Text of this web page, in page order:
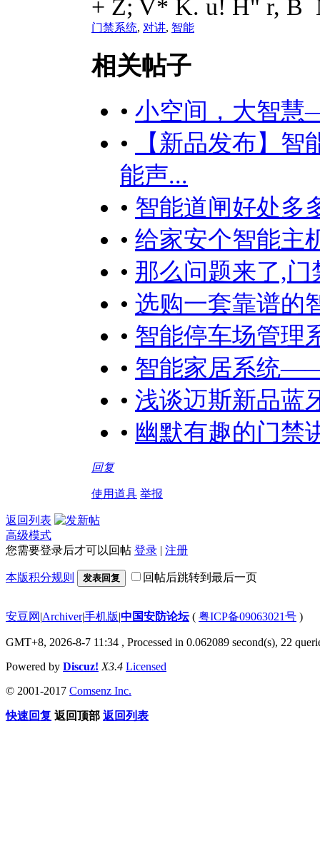
+ Z; V* K. u! H" r, B
门禁系统, 对讲, 智能
相关帖子
• 小空间，大智
•
【新品发布】
能声...
• 智能道闸好处多
• 给家安个智能主
• 那么问题来了,
• 选购一套靠谱的
• 智能停车场管理
• 智能家居系统
• 浅谈迈斯新品蓝
• 幽默有趣的门禁
回复
使用道具 举报
返回列表
高级模式
您需要登录后才可以回帖 登录 | 注册
本版积分规则 发表回复 回帖后跳转到最后一页
安豆网 |Archiver|手机版|中国安防论坛( 粤ICP备09063021号 )
GMT+8, 2026-8-7 11:34 , Processed in 0.062089 second(s), 22
Powered by Discuz! X3.4 Licensed
© 2001-2017 Comsenz Inc.
快速回复 返回顶部 返回列表